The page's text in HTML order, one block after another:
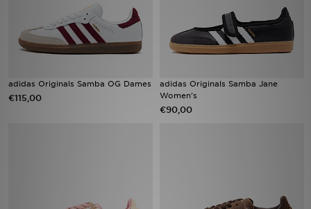
adidas Originals Samba OG Dames
€115,00
adidas Originals Samba Jane
Women's
€90,00
Bestelling traceren
Mijn JD
Download de app